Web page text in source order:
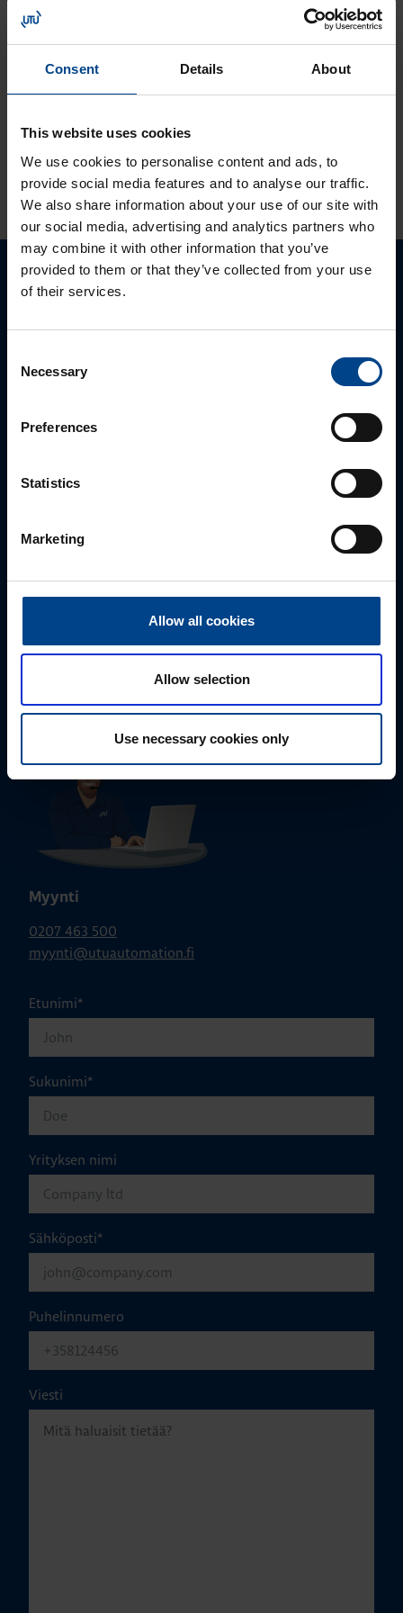
Consent Details About
This website uses cookies
We use cookies to personalise content and ads, to
provide social media features and to analyse our traffic.
We also share information about your use of our site with
our social media, advertising and analytics partners who
may combine it with other information that you’ve
provided to them or that they’ve collected from your use
of their services.
Selection
Necessary
Preferences
Statistics
Marketing
Allow all cookies
Allow selection
Use necessary cookies only
Tutustu ja ota
käyttöön:
KATSO LISÄÄ ARTIKKELEITA
Ota yhteyttä!
Autamme mielellämme, jotta löydämme sinulle
sähköpostitse tai verkkolomakkeen kautta.
0207 463 515
Myynti
0207 463 500
myynti@utuautomation.fi
Etunimi*
Sukunimi*
Yrityksen nimi
Sähköposti*
Puhelinnumero
Viesti